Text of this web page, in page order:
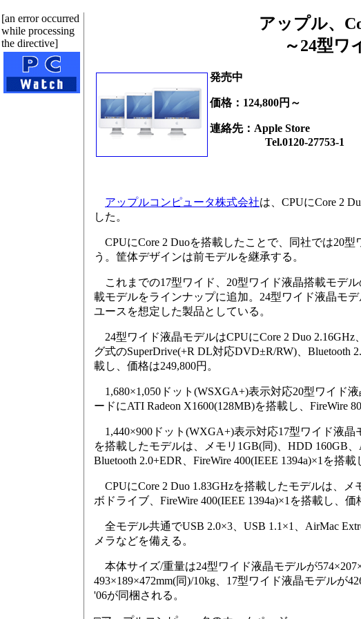
[an error occurred
while processing
the directive]
アップル、
～24型ワ
発売中
価格：124,800円～
連絡先：Apple Store
Tel.0120-27753-1
アップルコンピュータ株式会社は、CPUにCore 2
した。
CPUにCore 2 Duoを搭載したことで、同社では20
う。筐体デザインは前モデルを継承する。
これまでの17型ワイド、20型ワイド液晶搭載モデ
載モデルをラインナップに追加。24型ワイド液晶モ
ユースを想定した製品としている。
24型ワイド液晶モデルはCPUにCore 2 Duo
グ式のSuperDrive(+R DL対応DVD±R/RW)、Bluetooth
載し、価格は249,800円。
1,680×1,050ドット(WSXGA+)表示対応20型ワイド
ードにATI Radeon X1600(128MB)を搭載し、FireWire
1,440×900ドット(WXGA+)表示対応17型ワイド液晶
を搭載したモデルは、メモリ1GB(同)、HDD 160GB、
Bluetooth 2.0+EDR、FireWire 400(IEEE 1394a)×1を搭載
CPUにCore 2 Duo 1.83GHzを搭載したモデルは、メ
ボドライブ、FireWire 400(IEEE 1394a)×1を搭載し、
全モデル共通でUSB 2.0×3、USB 1.1×1、AirMac
メラなどを備える。
本体サイズ/重量は24型ワイド液晶モデルが
493×189×472mm(同)/10kg、17型ワイド液晶モデルが
'06が同梱される。